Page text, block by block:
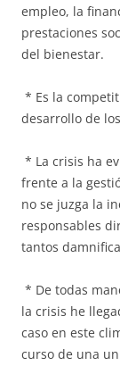
empleo, la
prestaciones
del bienestar.
* Es la
desarrollo de
* La crisis ha
frente a la
no se juzga la
responsables
tantos
* De todas
la crisis he
caso en este
curso de una